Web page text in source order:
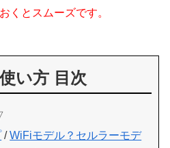
くとスムーズです。
い方 目次
/WiFiモデル？セルラーモデ